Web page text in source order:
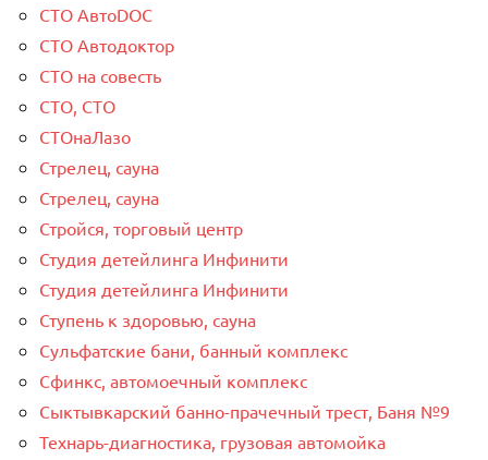
СТО АвтоDOC
СТО Автодоктор
СТО на совесть
СТО, СТО
СТОнаЛазо
Стрелец, сауна
Стрелец, сауна
Стройся, торговый центр
Студия детейлинга Инфинити
Студия детейлинга Инфинити
Ступень к здоровью, сауна
Сульфатские бани, банный комплекс
Сфинкс, автомоечный комплекс
Сыктывкарский банно-прачечный трест, Баня №9
Технарь-диагностика, грузовая автомойка